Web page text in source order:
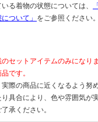
る着物の状態については、
ついて」 をご参照ください。
セットアイテムのみになり
です。
際の商品に近くなるよう努
具合により、色や雰囲気が
承ください。